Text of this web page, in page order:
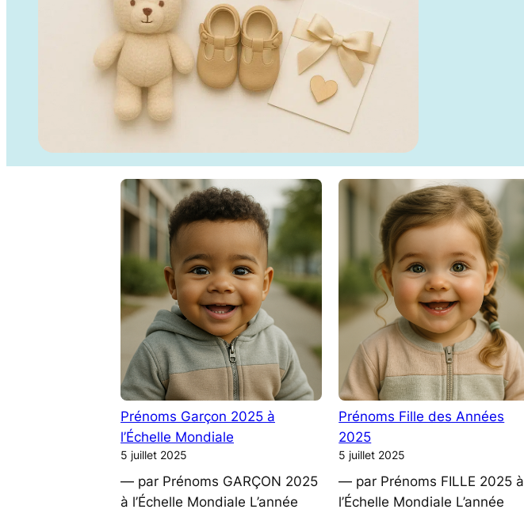
Prénoms Garçon 2025 à
l’Échelle Mondiale
5 juillet 2025
— par Prénoms GARÇON 2025
à l’Échelle Mondiale L’année
Prénoms Fille des Années
2025
5 juillet 2025
— par Prénoms FILLE 2025 à
l’Échelle Mondiale L’année